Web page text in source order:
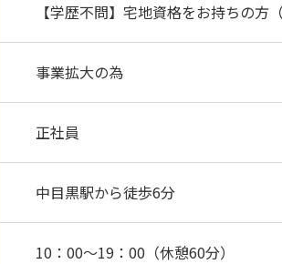
【学歴不問】宅地資格をお持ちの方
事業拡大の為
正社員
中目黒駅から徒歩6分
10：00～19：00（休憩60分）